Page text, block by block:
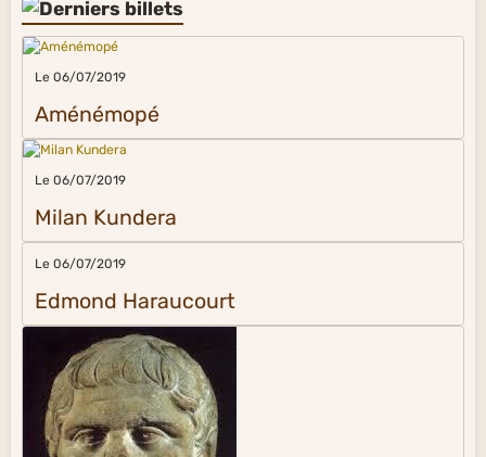
Le 06/07/2019
Aménémopé
Le 06/07/2019
Milan Kundera
Le 06/07/2019
Edmond Haraucourt